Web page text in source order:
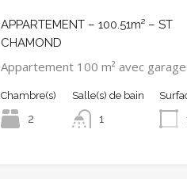
APPARTEMENT – 100.51m² – ST
CHAMOND
Appartement 100 m² avec
Chambre(s)
2
Salle(s) de bain
1